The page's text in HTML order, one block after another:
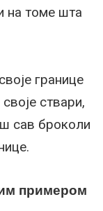
на томе шта
границе
ствари,
сав броколи
примером